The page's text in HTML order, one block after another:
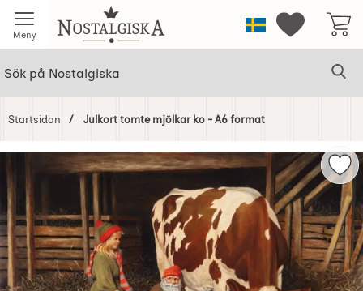
Meny Startsidan för NostalgiskaSverigeMina
Startsidan Julkort tomte mjölkar ko - A6 format
Hoppa
Bilder